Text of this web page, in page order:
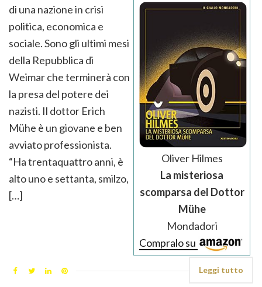
Oliver Hilmes
La misteriosa
scomparsa del Dottor
Mühe
Mondadori
Compralo su
di una nazione in crisi
politica, economica e
sociale. Sono gli ultimi mesi
della Repubblica di
Weimar che terminerà con
la presa del potere dei
nazisti. Il dottor Erich
Mühe è un giovane e ben
avviato professionista.
“Ha trentaquattro anni, è
alto uno e settanta, smilzo,
[…]
Leggi tutto